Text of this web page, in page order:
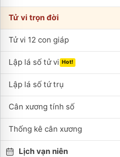
Tử vi trọn đời
Tử vi 12 con giáp
Lập lá số tử vi Hot!
Lập lá số tứ trụ
Cân xương tính số
Thống kê cân xương
Lịch vạn niên